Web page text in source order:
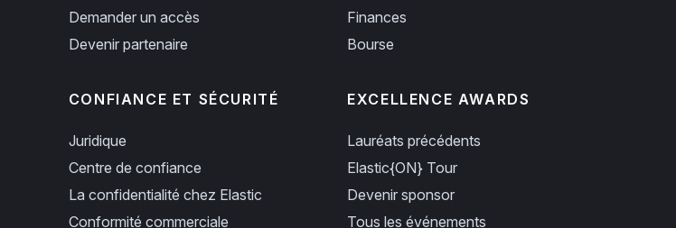
Demander un accès
Devenir partenaire
CONFIANCE ET SÉCURITÉ
Juridique
Centre de confiance
La confidentialité chez Elastic
Conformité commerciale
Finances
Bourse
EXCELLENCE AWARDS
Lauréats précédents
Elastic{ON} Tour
Devenir sponsor
Tous les événements